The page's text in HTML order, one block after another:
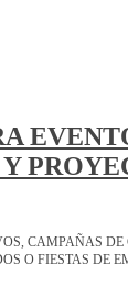
CAMPAÑAS
O FIESTAS DE